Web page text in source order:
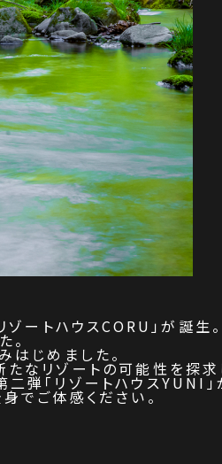
ートハウスCORU」が誕生。
。
じめました。
なリゾートの可能性を探求
弾「リゾートハウスYUNI」
でご体感ください。